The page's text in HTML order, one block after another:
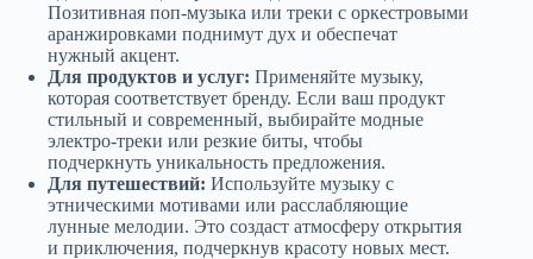
Позитивная поп-музыка или треки с оркестровыми
аранжировками поднимут дух и обеспечат
нужный акцент.
Для продуктов и услуг: Применяйте музыку,
которая соответствует бренду. Если ваш продукт
стильный и современный, выбирайте модные
электро-треки или резкие биты, чтобы
подчеркнуть уникальность предложения.
Для путешествий: Используйте музыку с
этническими мотивами или расслабляющие
лунные мелодии. Это создаст атмосферу открытия
и приключения, подчеркнув красоту новых мест.